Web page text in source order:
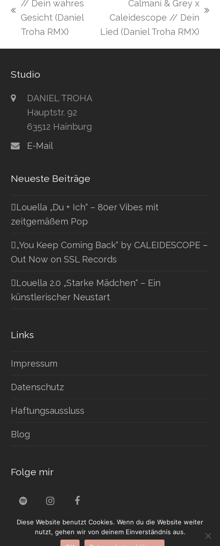
vorheriger
Beitrag:
// Dein wahres
Gesicht (Daniel
Troha RMX)
Nächster
Beitrag:
Calmani & Grey x
Caleidescope // Dein
Lied (Daniel Troha RMX)
Studio
DANIEL TROHA
Hauptstr. 92
63512 Hainburg
E-Mail
Neueste Beiträge
Louella „Du + Ich“ – 80er Vibes mit
zeitgemäßem Pop
„You Keep Coming Back“ by CALEIDESCOPE –
Out Now on SSL Records
Louella 2.0 „Starke Mädchen“ – Ein
künstlerischer Neustart
Links
Impressum
Datenschutz
Haftungsaussluss
Blog
Folge mir
S
o
I
s
t
F
c
e
b
DANIEL TROHA MUSIC - ALL RIGHTS RESERVED |
Diese Website benutzt Cookies. Wenn du die Website weiter
nutzt, gehen wir von deinem Einverständnis aus.